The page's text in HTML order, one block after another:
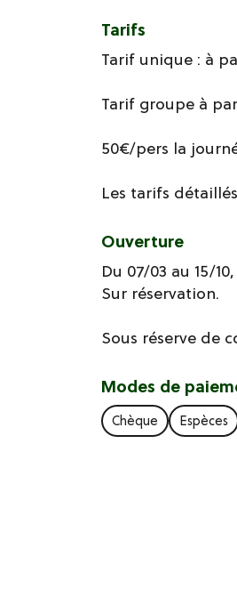
Tarifs
Tarif unique : à
Tarif groupe à
50€/pers la
Les tarifs
Ouverture
Du 07/03 au 15/
Sur réservation.
Sous réserve de
Modes de
Chèque Espèces